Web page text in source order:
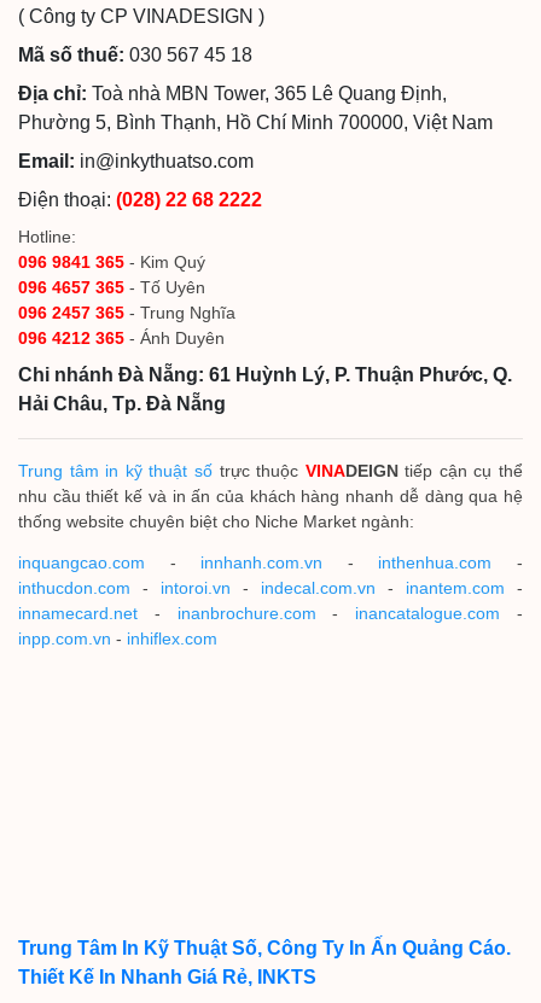
( Công ty CP VINADESIGN )
Mã số thuế: 030 567 45 18
Địa chỉ: Toà nhà MBN Tower, 365 Lê Quang Định,
Phường 5, Bình Thạnh, Hồ Chí Minh 700000, Việt Nam
Email: in@inkythuatso.com
Điện thoại: (028) 22 68 2222
Hotline:
096 9841 365 - Kim Quý
096 4657 365 - Tố Uyên
096 2457 365 - Trung Nghĩa
096 4212 365 - Ánh Duyên
Chi nhánh Đà Nẵng: 61 Huỳnh Lý, P. Thuận Phước, Q.
Hải Châu, Tp. Đà Nẵng
Trung tâm in kỹ thuật sốtrực thuộc VINADEIGNtiếp cận cụ thể
nhu cầu thiết kế và in ấn của khách hàng nhanh dễ dàng qua hệ
thống website chuyên biệt cho Niche Market ngành:
inquangcao.com - innhanh.com.vn - inthenhua.com -
inthucdon.com - intoroi.vn - indecal.com.vn - inantem.com -
innamecard.net - inanbrochure.com - inancatalogue.com -
inpp.com.vn - inhiflex.com
Trung Tâm In Kỹ Thuật Số, Công Ty In Ấn Quảng Cáo.
Thiết Kế In Nhanh Giá Rẻ, INKTS